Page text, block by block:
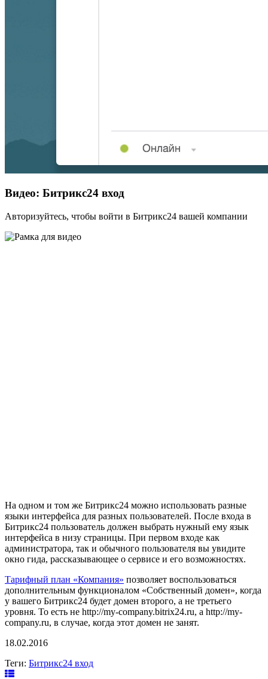
Видео: Битрикс24 вход
Авторизуйтесь, чтобы войти в Битрикс24 вашей компании
На одном и том же Битрикс24 можно использовать разные
языки интерфейса для разных пользователей. После входа в
Битрикс24 пользователь должен выбрать нужный ему язык
интерфейса в низу страницы. При первом входе как
администратора, так и обычного пользователя вы увидите
окно гида, рассказывающее о сервисе и его возможностях.
Тарифный план «Компания» позволяет воспользоваться
дополнительным функционалом «Собственный домен», когда
у вашего Битрикс24 будет домен второго, а не третьего
уровня. То есть не http://my-company.bitrix24.ru, a http://my-
company.ru, в случае, когда этот домен не занят.
18.02.2016
Теги: Битрикс24 вход